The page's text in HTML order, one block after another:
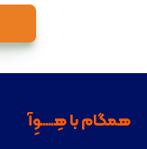
همگام با هِـــــوِآ